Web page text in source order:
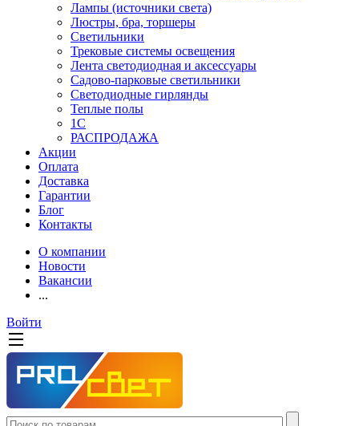
Лампы (источники света)
Люстры, бра, торшеры
Светильники
Трековые системы освещения
Лента светодиодная и аксессуары
Садово-парковые светильники
Светодиодные гирлянды
Теплые полы
1С
РАСПРОДАЖА
Акции
Оплата
Доставка
Гарантии
Блог
Контакты
О компании
Новости
Вакансии
...
Войти